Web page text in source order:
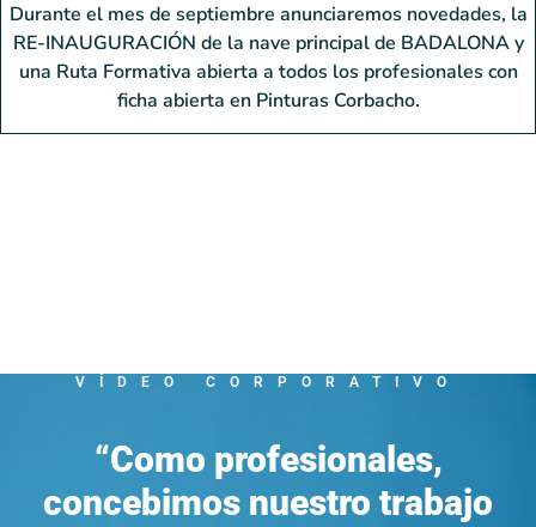
Durante el mes de septiembre anunciaremos novedades, la
RE-INAUGURACIÓN de la nave principal de BADALONA y
una Ruta Formativa abierta a todos los profesionales con
ficha abierta en Pinturas Corbacho.
VÍDEO CORPORATIVO
“Como profesionales,
concebimos nuestro trabajo